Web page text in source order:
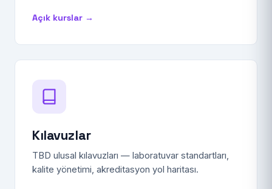
Açık kurslar →
Kılavuzlar
TBD ulusal kılavuzları — laboratuvar standartları,
kalite yönetimi, akreditasyon yol haritası.